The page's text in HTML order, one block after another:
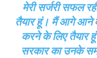
मेरी सर्जरी सफल
तैयार हूं। मैं आगे आने
करने के लिए तैयार
सरकार का उनके